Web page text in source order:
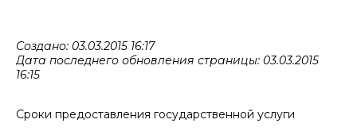
Создано: 03.03.2015 16:17
Дата последнего обновления страницы: 03.03.2015
16:15
Сроки предоставления государственной услуги